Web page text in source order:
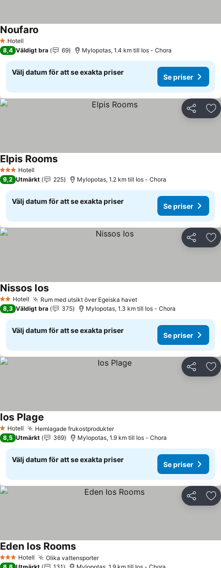
1 Stjärnor
Hotell
Noufaro
8,4 Väldigt bra 69 Mylopotas, 1.4 km till Ios - Chora
Välj datum för att se exakta priser
Se priser
Dela
3 StjärnorHotell
Elpis RoomsSe priser
9,2 Utmärkt 225 Mylopotas, 1.2 km till Ios - Chora
Välj datum för att se exakta priser
Se priser
Dela
2 Stjärnor
Hotell Rum med utsikt över Egeiska havetSe priser
Nissos IosSe priser
8,3 Väldigt bra 375 Mylopotas, 1.3 km till Ios - Chora
Välj datum för att se exakta priser
Se priser
Dela
1 Stjärnor
Hotell Hemlagade frukostprodukterSe priser
Ios Plage
8,5 Utmärkt 369 Mylopotas, 1.9 km till Ios - Chora
Välj datum för att se exakta priser
Se priser
Dela
3 StjärnorHotell Olika vattensporterSe priser
Eden Ios RoomsSe priser